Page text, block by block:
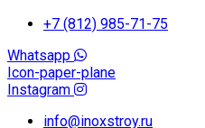
+7 (812) 985-71-75
Whatsapp
Icon-paper-plane
Instagram
info@inoxstroy.ru